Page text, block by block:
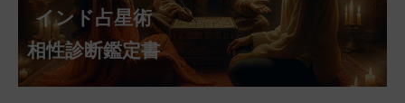
インド占星術
相性診断鑑定書